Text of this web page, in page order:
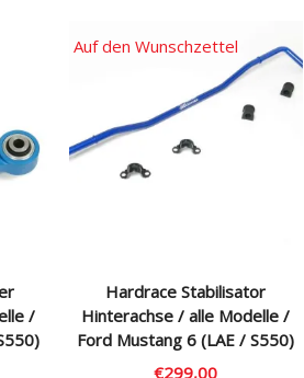
/
Hardrace Stabilisator
Hinterachse / alle Modelle /
Ford Mustang 6 (LAE / S550)
€299,00
Auf den Wunschzettel